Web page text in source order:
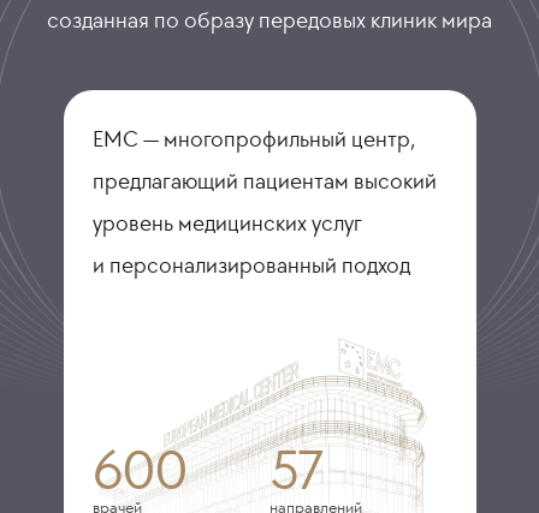
созданная по образу передовых клиник мира
ЕМС — многопрофильный центр,
предлагающий пациентам высокий
уровень медицинских услуг
и персонализированный подход
600
врачей
57
направлений